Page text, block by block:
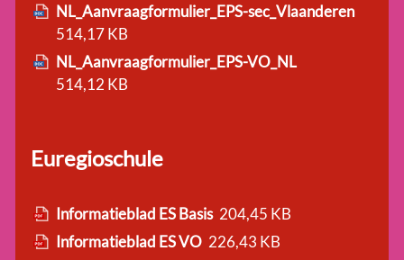
NL_Aanvraagformulier_EPS-sec_Vlaanderen
514,17 KB
NL_Aanvraagformulier_EPS-VO_NL
514,12 KB
Euregioschule
Informatieblad ES Basis 204,45 KB
Informatieblad ES VO 226,43 KB